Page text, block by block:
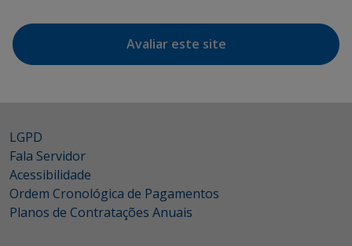
Avaliar este site
LGPD
Fala Servidor
Acessibilidade
Ordem Cronológica de Pagamentos
Planos de Contratações Anuais